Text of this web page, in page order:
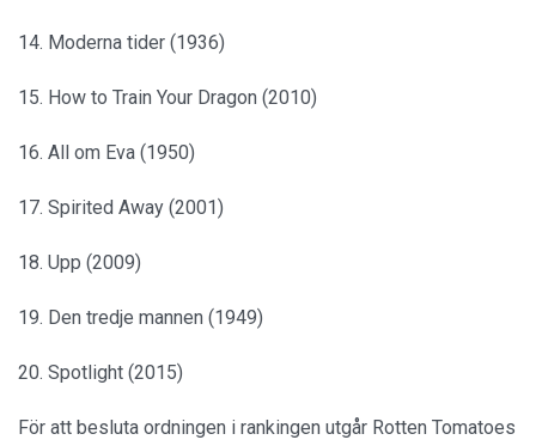
14. Moderna tider (1936)
15. How to Train Your Dragon (2010)
16. All om Eva (1950)
17. Spirited Away (2001)
18. Upp (2009)
19. Den tredje mannen (1949)
20. Spotlight (2015)
För att besluta ordningen i rankingen utgår Rotten Tomatoes